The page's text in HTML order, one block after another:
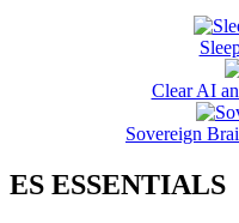
Clear AI
Sovereign
ES ESSENTIALS